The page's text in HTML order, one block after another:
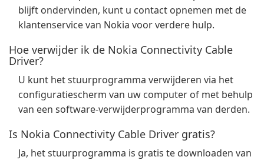
blijft ondervinden, kunt u contact opnemen met de
klantenservice van Nokia voor verdere hulp.
Hoe verwijder ik de Nokia Connectivity Cable
Driver?
U kunt het stuurprogramma verwijderen via het
configuratiescherm van uw computer of met behulp
van een software-verwijderprogramma van derden.
Is Nokia Connectivity Cable Driver gratis?
Ja, het stuurprogramma is gratis te downloaden van